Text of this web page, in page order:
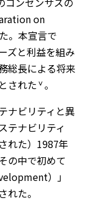
on
。本宣言で
ズと利益を組み
総長による将来
された ⅴ 。
ナビリティと異
テナビリティ
れた）1987年
の中で初めて
）」
た。